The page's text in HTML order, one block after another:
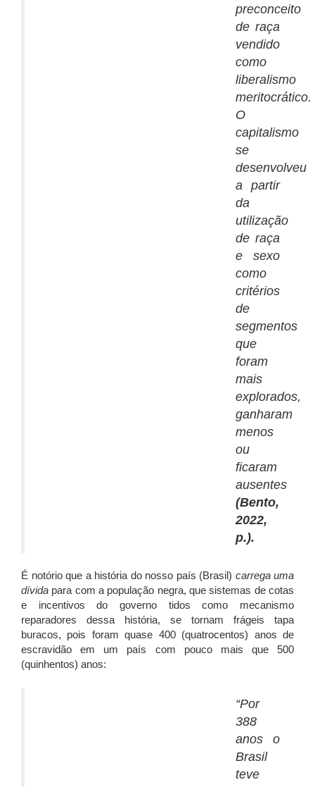
preconceito
de raça
vendido
como
liberalismo
meritocrático.
O
capitalismo
se
desenvolveu
a partir
da
utilização
de raça
e sexo
como
critérios
de
segmentos
que
foram
mais
explorados,
ganharam
menos
ou
ficaram
ausentes
(Bento,
2022,
p.).
É notório que a história do nosso país (Brasil) carrega uma
dívida para com a população negra, que sistemas de cotas
e incentivos do governo tidos como mecanismo
reparadores dessa história, se tornam frágeis tapa
buracos, pois foram quase 400 (quatrocentos) anos de
escravidão em um país com pouco mais que 500
(quinhentos) anos:
“Por
388
anos o
Brasil
teve